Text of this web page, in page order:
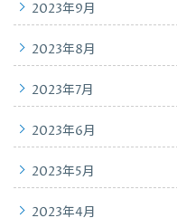
2023年9月
2023年8月
2023年7月
2023年6月
2023年5月
2023年4月